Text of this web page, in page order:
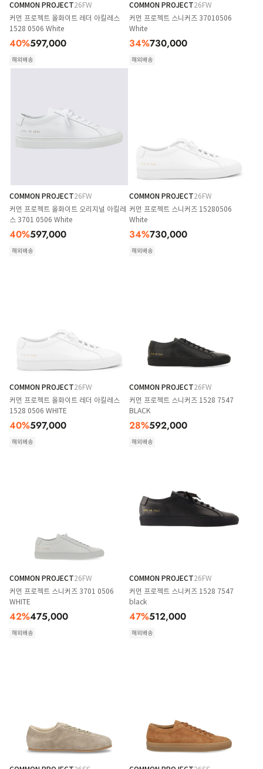
COMMON PROJECT26FW
커먼 프로젝트 올화이트 레더 아킬레스
1528 0506 White
40%597,000
해외배송
COMMON PROJECT26FW
커먼 프로젝트 스니커즈 37010506
White
34%730,000
해외배송
COMMON PROJECT26FW
커먼 프로젝트 올화이트 오리지널 아킬레
스 3701 0506 White
40%597,000
해외배송
COMMON PROJECT26FW
커먼 프로젝트 스니커즈 15280506
White
34%730,000
해외배송
COMMON PROJECT26FW
커먼 프로젝트 올화이트 레더 아킬레스
1528 0506 WHITE
40%597,000
해외배송
COMMON PROJECT26FW
커먼 프로젝트 스니커즈 1528 7547
BLACK
28%592,000
해외배송
COMMON PROJECT26FW
커먼 프로젝트 스니커즈 3701 0506
WHITE
42%475,000
해외배송
COMMON PROJECT26FW
커먼 프로젝트 스니커즈 1528 7547
black
47%512,000
해외배송